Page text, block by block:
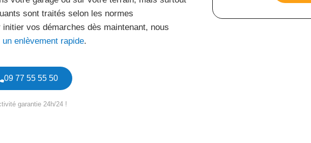
sont traités selon les normes
vos démarches dès maintenant, nous
enlèvement rapide.
09 77 55 55 50
garantie 24h/24 !